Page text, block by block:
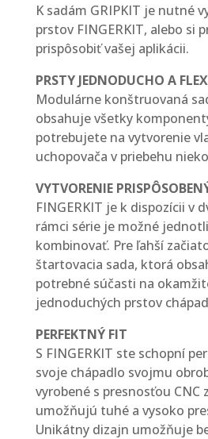
K sadám GRIPKIT je nutné
prstov FINGERKIT, alebo si
prispôsobiť vašej aplikácii.
PRSTY JEDNODUCHO A
Modulárne konštruovaná
obsahuje všetky
potrebujete na vytvorenie
uchopovača v priebehu
VYTVORENIE
FINGERKIT je k dispozícii v
rámci série je možné
kombinovať. Pre ľahší
štartovacia sada, ktorá
potrebné súčasti na
jednoduchých prstov
PERFEKTNÝ FIT
S FINGERKIT ste schopní
svoje chápadlo svojmu
vyrobené s presnosťou CNC
umožňujú tuhé a vysoko
Unikátny dizajn umožňuje